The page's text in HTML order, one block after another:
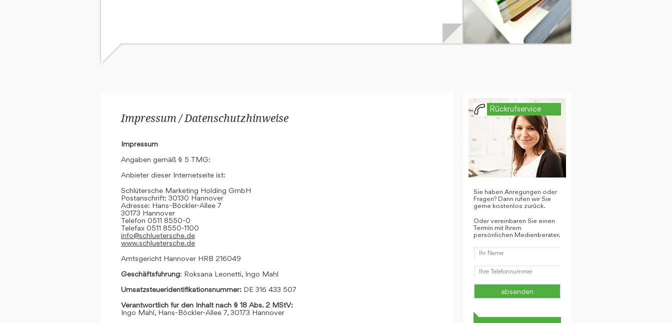
Impressum / Datenschutzhinweise
Impressum
Angaben gemäß § 5 TMG:
Anbieter dieser Internetseite ist:
Schlütersche Marketing Holding GmbH
Postanschrift: 30130 Hannover
Adresse: Hans-Böckler-Allee 7
30173 Hannover
Telefon 0511 8550-0
Telefax 0511 8550-1100
info@schluetersche.de
www.schluetersche.de
Amtsgericht Hannover HRB 216049
Geschäftsführung: Roksana Leonetti, Ingo Mahl
Umsatzsteueridentifikationsnummer: DE 316 433 507
Verantwortlich für den Inhalt nach § 18 Abs. 2 MStV:
Ingo Mahl, Hans-Böckler-Allee 7, 30173 Hannover
Rückrufservice
Sie haben Anregungen oder
Fragen? Dann rufen wir Sie
gerne kostenlos zurück.
Oder vereinbaren Sie einen
Termin mit Ihrem
persönlichen Medienberater.